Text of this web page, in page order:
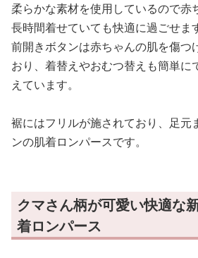
柔らかな素材を使用しているので赤
長時間着せていても快適に過ごせま
前開きボタンは赤ちゃんの肌を傷つ
おり、着替えやおむつ替えも簡単に
えています。
裾にはフリルが施されており、足元
ンの肌着ロンパースです。
クマさん柄が可愛い快適な
着ロンパース